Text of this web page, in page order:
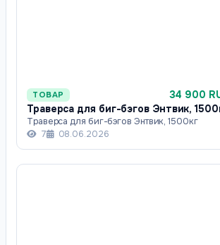
ТОВАР
34 900
Траверса для биг-бэгов Энтвик,
Траверса для биг-бэгов Энтвик, 1500кг
7
08.06.2026